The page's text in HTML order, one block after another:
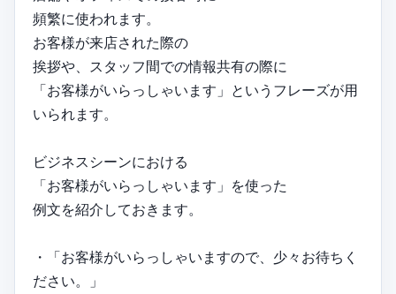
頻繁に使われます。
お客様が来店された際の
挨拶や、スタッフ間での情報共有の際に
「お客様がいらっしゃいます」というフレーズが用
いられます。
ビジネスシーンにおける
「お客様がいらっしゃいます」を使った
例文を紹介しておきます。
・「お客様がいらっしゃいますので、少々お待ちく
ださい。」